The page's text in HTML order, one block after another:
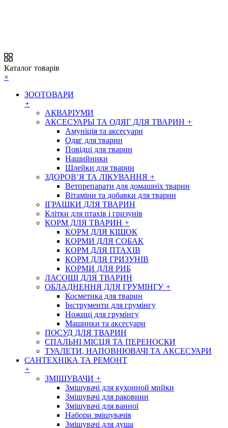
Каталог товарів
×
ЗООТОВАРИ
+
АКВАРІУМИ
АКСЕСУАРЫ ТА ОДЯГ ДЛЯ ТВАРИН +
Амуніція та аксесуари
Одяг для тварин
Повідці для тварин
Нашийники
Шлейки для тварин
ЗДОРОВ’Я ТА ЛІКУВАННЯ +
Ветпрепарати для домашніх тварин
Вітаміни та добавки для тварин
ІГРАШКИ ДЛЯ ТВАРИН
Клітки для птахів і гризунів
КОРМ ДЛЯ ТВАРИН +
КОРМ ДЛЯ КІШОК
КОРМИ ДЛЯ СОБАК
КОРМ ДЛЯ ПТАХІВ
КОРМ ДЛЯ ГРИЗУНІВ
КОРМИ ДЛЯ РИБ
ЛАСОЩІ ДЛЯ ТВАРИН
ОБЛАДНЕННЯ ДЛЯ ГРУМІНГУ +
Косметика для тварин
Інструменти для грумінгу
Ножиці для грумінгу
Машинки та аксесуари
ПОСУД ДЛЯ ТВАРИН
СПАЛЬНІ МІСЦЯ ТА ПЕРЕНОСКИ
ТУАЛЕТИ, НАПОВНЮВАЧІ ТА АКСЕСУАРИ
САНТЕХНІКА ТА РЕМОНТ
+
ЗМІШУВАЧИ +
Змішувачі для кухонной мийки
Змішувачі для раковини
Змішувачі для ванної
Набори змішувачів
Змішувачі для душа